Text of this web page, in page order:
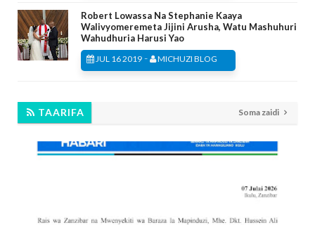
Robert Lowassa Na Stephanie Kaaya
Walivyomeremeta Jijini Arusha, Watu Mashuhuri
Wahudhuria Harusi Yao
JUL 16 2019 - MICHUZI BLOG
TAARIFA Soma zaidi